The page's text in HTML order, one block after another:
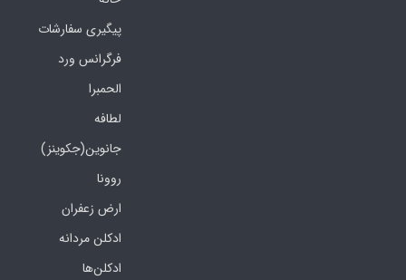
پیگیری سفارشات
فرگرانس ورد
الحمبرا
لطافه
جانوین(جکوینز)
روونا
ارض زعفران
ادکلن مردانه
ادکلن‌ها